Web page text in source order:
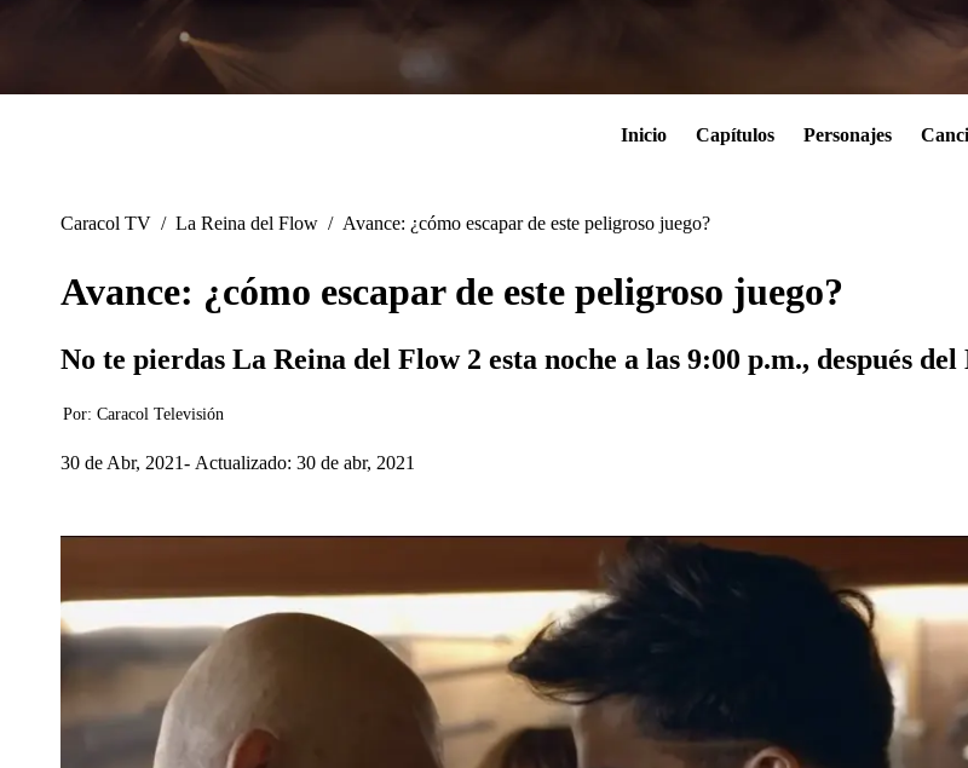
Inicio Capítulos Personajes
Caracol TV / La Reina del Flow / Avance: ¿cómo escapar de este peligroso juego?
Avance: ¿cómo escapar de este peligroso juego?
No te pierdas La Reina del Flow 2 esta noche a las 9:00 p.m., después
Por: Caracol Televisión
30 de Abr, 2021 Actualizado: 30 de abr, 2021